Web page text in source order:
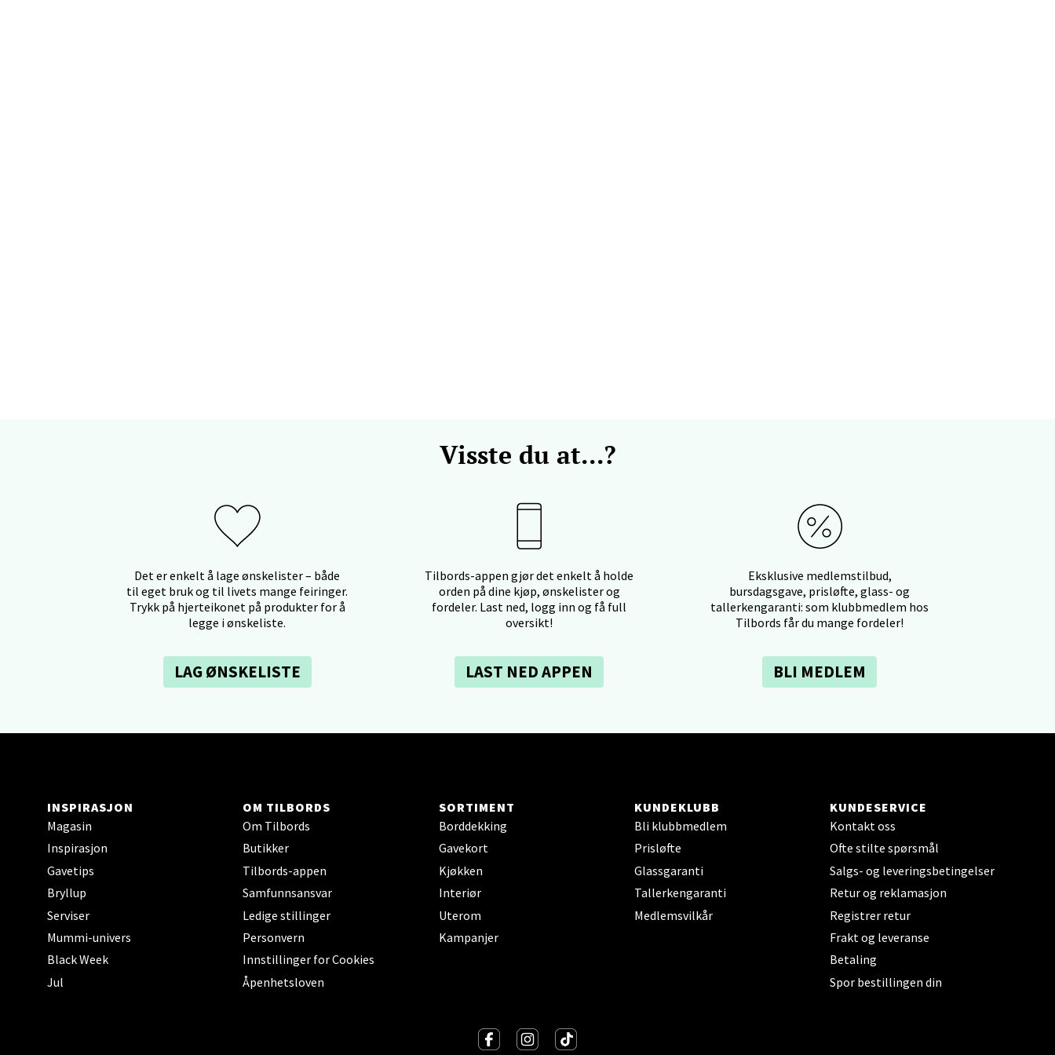
Visste du at...?
Det er enkelt å lage ønskelister – både
til eget bruk og til livets mange feiringer.
Trykk på hjerteikonet på produkter for å
legge i ønskeliste.
LAG ØNSKELISTE
Tilbords-appen gjør det enkelt å holde
orden på dine kjøp, ønskelister og
fordeler. Last ned, logg inn og få full
oversikt!
LAST NED APPEN
Eksklusive medlemstilbud,
bursdagsgave, prisløfte, glass- og
tallerkengaranti: som klubbmedlem hos
Tilbords får du mange fordeler!
BLI MEDLEM
INSPIRASJON
Magasin
Inspirasjon
Gavetips
Bryllup
Serviser
Mummi-univers
Black Week
Jul
OM TILBORDS
Om Tilbords
Butikker
Tilbords-appen
Samfunnsansvar
Ledige stillinger
Personvern
Innstillinger for Cookies
Åpenhetsloven
SORTIMENT
Borddekking
Gavekort
Kjøkken
Interiør
Uterom
Kampanjer
KUNDEKLUBB
Bli klubbmedlem
Prisløfte
Glassgaranti
Tallerkengaranti
Medlemsvilkår
KUNDESERVICE
Kontakt oss
Ofte stilte spørsmål
Salgs- og leveringsbetingelser
Retur og reklamasjon
Registrer retur
Frakt og leveranse
Betaling
Spor bestillingen din
Gamle Stokkavei 1, 4313 Sandnes
Bergen - Thon Senter Lagunen
Laguneveien 1, 5239 Bergen
Åpent i dag 10-18
Kristiansand - Markens
Lillemarkens markensgate 25B, 4611 Kristiansand
Åpent i dag 10-19
Velg
Bryne/Jæren - M44
Jupiterveien 2, 4340 Bryne